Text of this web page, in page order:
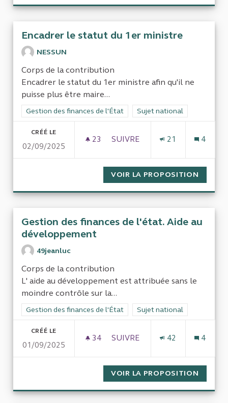
Encadrer le statut du 1er ministre
NESSUN
Corps de la contribution
Encadrer le statut du 1er ministre afin qu'il ne
puisse plus être maire...
Filtrer les résultats de la catégorie : Gestion des finances de
Gestion des finances de l'État Filtrer les résultats pour le
Sujet national
CRÉÉ LE
02/09/2025
23 23 ABONNÉS
SUIVRE
21 4
VOIR LA PROPOSITION
Gestion des finances de l'état. Aide au
développement
49jeanluc
Corps de la contribution
L' aide au développement est attribuée sans le
moindre contrôle sur la...
Filtrer les résultats de la catégorie : Gestion des finances de
Gestion des finances de l'État Filtrer les résultats pour le
Sujet national
CRÉÉ LE
01/09/2025
34 34 ABONNÉS
SUIVRE
42 4
VOIR LA PROPOSITION